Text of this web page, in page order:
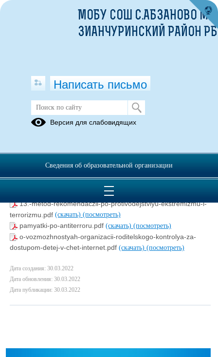
АНТИТЕРРОРИСТИЧЕСКАЯ
ЗАЩИЩЁННОСТЬ
13.-metod-rekomendaczii-po-protivodejstviyu-ekstremizmu-i-
terrorizmu.pdf (скачать) (посмотреть)
pamyatki-po-antiterroru.pdf (скачать) (посмотреть)
o-vozmozhnostyah-organizacii-roditelskogo-kontrolya-za-
dostupom-detej-v-chet-internet.pdf (скачать) (посмотреть)
Дата создания: 30.03.2022
Дата обновления: 30.03.2022
Дата публикации: 30.03.2022
МОБУ СОШ С.АБЗАНОВО МР
ЗИАНЧУРИНСКИЙ РАЙОН РБ
Написать письмо
Версия для слабовидящих
Сведения об образовательной организации